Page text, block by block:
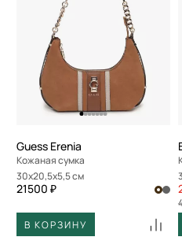
Guess Erenia
Кожаная сумка
30x20,5x5,5 см
21500 ₽
В КОРЗИНУ